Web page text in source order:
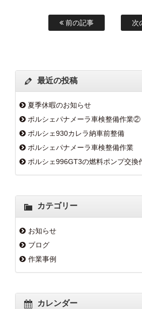
前の記事 次
最近の投稿
夏季休暇のお知らせ
ポルシェパナメーラ車検整備作業②
ポルシェ930カレラ納車前整備
ポルシェパナメーラ車検整備作業
ポルシェ996GT3の燃料ポンプ交換
カテゴリー
お知らせ
ブログ
作業事例
カレンダー